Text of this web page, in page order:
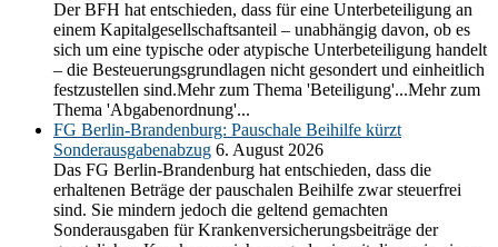
Der BFH hat entschieden, dass für eine Unterbeteiligung an
einem Kapitalgesellschaftsanteil – unabhängig davon, ob es
sich um eine typische oder atypische Unterbeteiligung handelt
– die Besteuerungsgrundlagen nicht gesondert und einheitlich
festzustellen sind.Mehr zum Thema 'Beteiligung'...Mehr zum
Thema 'Abgabenordnung'...
FG Berlin-Brandenburg: Pauschale Beihilfe kürzt
Sonderausgabenabzug 6. August 2026
Das FG Berlin-Brandenburg hat entschieden, dass die
erhaltenen Beträge der pauschalen Beihilfe zwar steuerfrei
sind. Sie mindern jedoch die geltend gemachten
Sonderausgaben für Krankenversicherungsbeiträge der